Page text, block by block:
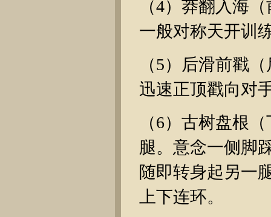
（4）莽翻入海
一般对称天开训
（5）后滑前戳
迅速正顶戳向对
（6）古树盘根
腿。意念一侧脚
随即转身起另一
上下连环。